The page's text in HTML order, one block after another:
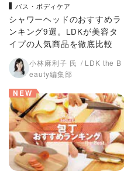
バス・ボディケア
シャワーヘッドのおすすめラ
ンキング9選。LDKが美容タ
イプの人気商品を徹底比較
小林麻利子 氏
LDK the B
eauty編集部
NEW